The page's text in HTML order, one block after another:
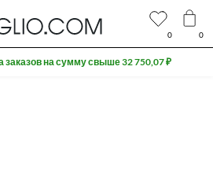
0 0
заказов на сумму свыше 32 750,07 ₽